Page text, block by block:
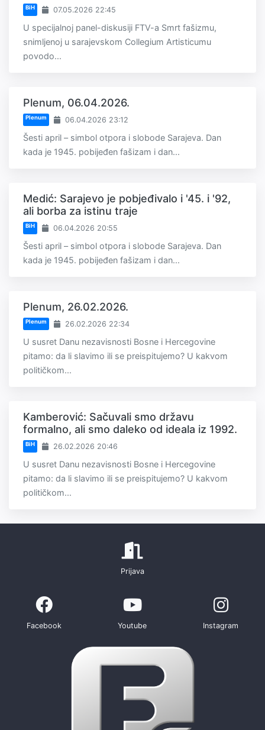
BiH 07.05.2026 22:45
U specijalnoj panel-diskusiji FTV-a Smrt fašizmu,
snimljenoj u sarajevskom Collegium Artisticumu
povodo...
Plenum, 06.04.2026.
Plenum 06.04.2026 23:12
Šesti april – simbol otpora i slobode Sarajeva. Dan
kada je 1945. pobijeđen fašizam i dan...
Medić: Sarajevo je pobjeđivalo i '45. i '92,
ali borba za istinu traje
BiH 06.04.2026 20:55
Šesti april – simbol otpora i slobode Sarajeva. Dan
kada je 1945. pobijeđen fašizam i dan...
Plenum, 26.02.2026.
Plenum 26.02.2026 22:34
U susret Danu nezavisnosti Bosne i Hercegovine
pitamo: da li slavimo ili se preispitujemo? U kakvom
političkom...
Kamberović: Sačuvali smo državu
formalno, ali smo daleko od ideala iz 1992.
BiH 26.02.2026 20:46
U susret Danu nezavisnosti Bosne i Hercegovine
pitamo: da li slavimo ili se preispitujemo? U kakvom
političkom...
Prijava
Facebook Youtube Instagram